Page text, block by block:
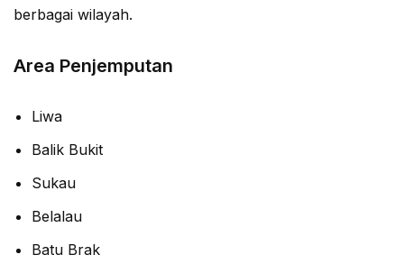
berbagai wilayah.
Area Penjemputan
Liwa
Balik Bukit
Sukau
Belalau
Batu Brak